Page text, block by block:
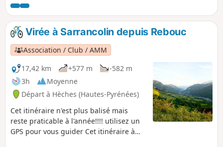
de Rebouc tout en restant sur une route
goudronnée mais très peu fréquentée. Idéal
pour prendre l'air, sans équipement
particulier et pour tout niveau.
Virée à Sarrancolin depuis Rebouc
Association / Club / AMM
17,42 km
+577 m
-582 m
3h
Moyenne
Départ à Hèches (Hautes-Pyrénées)
Cet itinéraire n'est plus balisé mais
reste praticable à l'année!!!! utilisez un
GPS pour vous guider Cet itinéraire à